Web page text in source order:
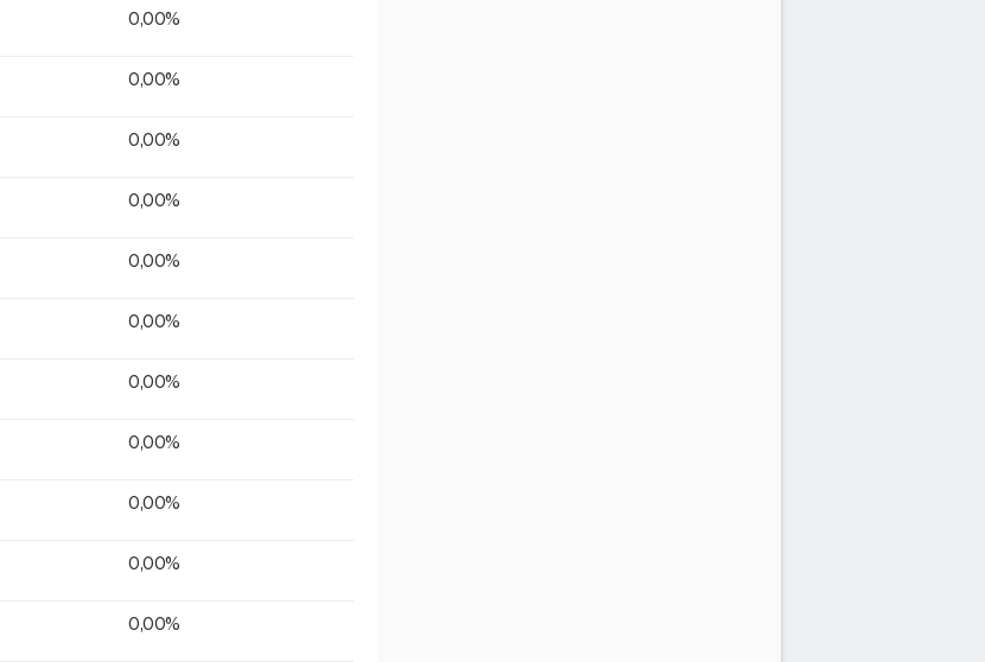
0,00%
0,00%
0,00%
0,00%
0,00%
0,00%
0,00%
0,00%
0,00%
0,00%
0,00%